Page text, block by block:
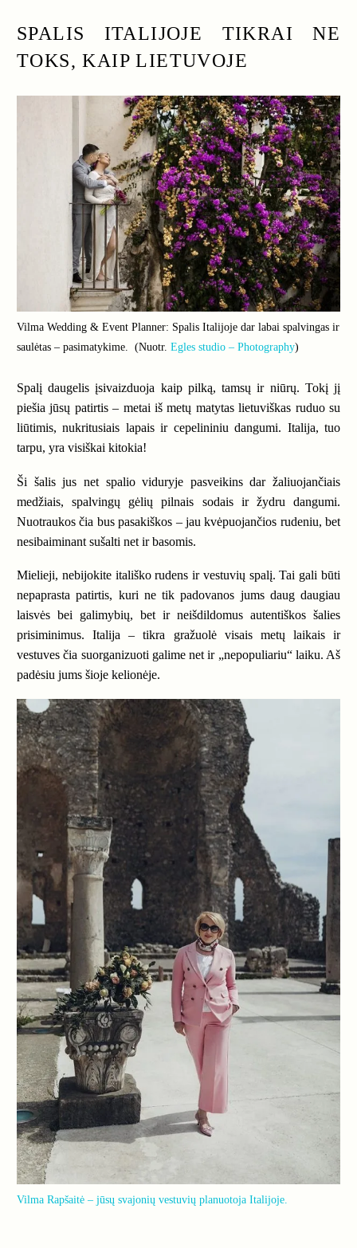
SPALIS ITALIJOJE TIKRAI NE
TOKS, KAIP LIETUVOJE
Vilma Wedding & Event Planner: Spalis Italijoje dar labai spalvingas ir
saulėtas – pasimatykime. (Nuotr. Egles studio – Photography)
Spalį daugelis įsivaizduoja kaip pilką, tamsų ir niūrų. Tokį jį
piešia jūsų patirtis – metai iš metų matytas lietuviškas ruduo su
liūtimis, nukritusiais lapais ir cepelininiu dangumi. Italija, tuo
tarpu, yra visiškai kitokia!
Ši šalis jus net spalio viduryje pasveikins dar žaliuojančiais
medžiais, spalvingų gėlių pilnais sodais ir žydru dangumi.
Nuotraukos čia bus pasakiškos – jau kvėpuojančios rudeniu, bet
nesibaiminant sušalti net ir basomis.
Mielieji, nebijokite itališko rudens ir vestuvių spalį. Tai gali būti
nepaprasta patirtis, kuri ne tik padovanos jums daug daugiau
laisvės bei galimybių, bet ir neišdildomus autentiškos šalies
prisiminimus. Italija – tikra gražuolė visais metų laikais ir
vestuves čia suorganizuoti galime net ir „nepopuliariu“ laiku. Aš
padėsiu jums šioje kelionėje.
Vilma Rapšaitė – jūsų svajonių vestuvių planuotoja Italijoje.